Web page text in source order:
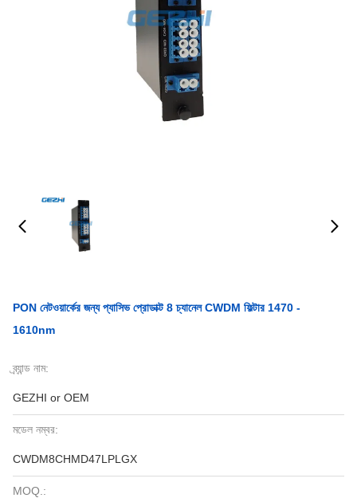
PON নেটওয়ার্কের জন্য প্যাসিভ প্রোডাক্ট 8 চ্যানেল CWDM ফিল্টার 1470 -
1610nm
ব্র্যান্ড নাম:
GEZHI or OEM
মডেল নম্বর:
CWDM8CHMD47LPLGX
MOQ.: